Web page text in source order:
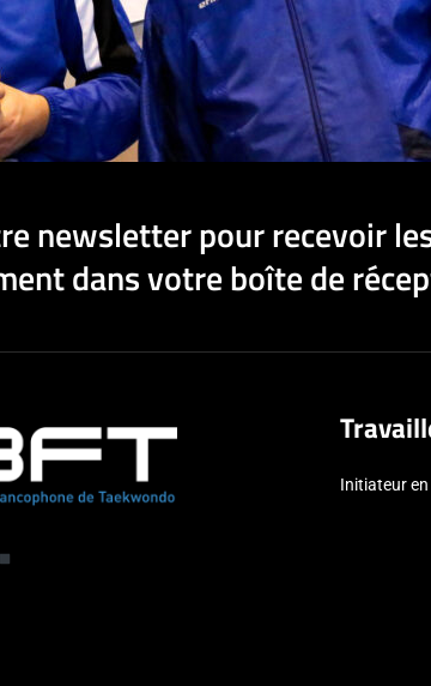
newsletter pour recevoir
dans votre boîte de
Initiateur